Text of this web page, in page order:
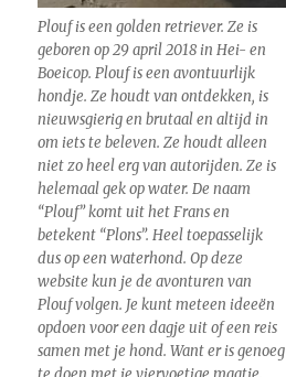
Plouf is een golden retriever. Ze is
geboren op 29 april 2018 in Hei- en
Boeicop. Plouf is een avontuurlijk
hondje. Ze houdt van ontdekken, is
nieuwsgierig en brutaal en altijd in
om iets te beleven. Ze houdt alleen
niet zo heel erg van autorijden. Ze is
helemaal gek op water. De naam
“Plouf” komt uit het Frans en
betekent “Plons”. Heel toepasselijk
dus op een waterhond. Op deze
website kun je de avonturen van
Plouf volgen. Je kunt meteen ideeën
opdoen voor een dagje uit of een reis
samen met je hond. Want er is genoeg